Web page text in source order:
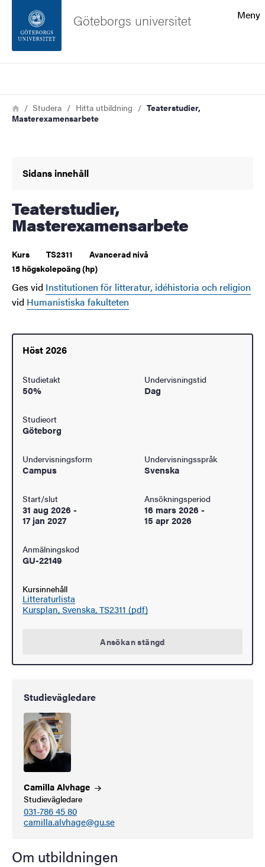
Sidfoten
Om webbplatsen
Meny
Göteborgs universitet
Länkstig
HemStudera Hitta utbildning
Teaterstudier,
Masterexamensarbete
Sidans innehåll
Teaterstudier,
Masterexamensarbete
Kurs TS2311
Avancerad nivå
15 högskolepoäng (hp)
Ges vid Institutionen för litteratur, idéhistoria och religion
vid Humanistiska fakulteten
Höst 2026
Studietakt
50%
Undervisningstid
Dag
Studieort
Göteborg
Undervisningsform
Campus
Undervisningsspråk
Svenska
Start/slut
31 aug 2026 -
17 jan 2027
Ansökningsperiod
16 mars 2026 -
15 apr 2026
Anmälningskod
GU-22149
Kursinnehåll
Litteraturlista
Kursplan, Svenska, TS2311 (pdf)
Ansökan stängd
Studievägledare
CamillaAlvhage
Studievägledare
031-786 45 80
camilla.alvhage@gu.se
Om utbildningen